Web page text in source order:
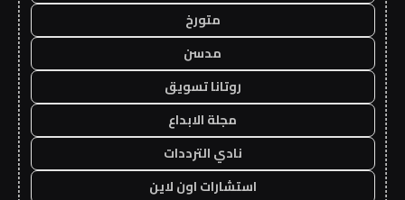
متورخ
مدسن
روتانا تسويق
مجلة الابداع
نادي الترددات
استشارات اون لاين